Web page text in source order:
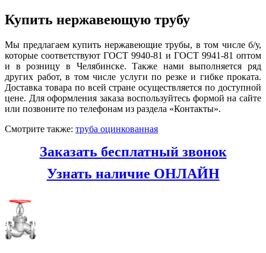
Купить нержавеющую трубу
Мы предлагаем купить нержавеющие трубы, в том числе б/у,
которые соответствуют ГОСТ 9940-81 и ГОСТ 9941-81 оптом
и в розницу в Челябинске. Также нами выполняется ряд
других работ, в том числе услуги по резке и гибке проката.
Доставка товара по всей стране осуществляется по доступной
цене. Для оформления заказа воспользуйтесь формой на сайте
или позвоните по телефонам из раздела «Контакты».
Смотрите также: труба оцинкованная
Заказать бесплатный звонок
Узнать наличие ОНЛАЙН